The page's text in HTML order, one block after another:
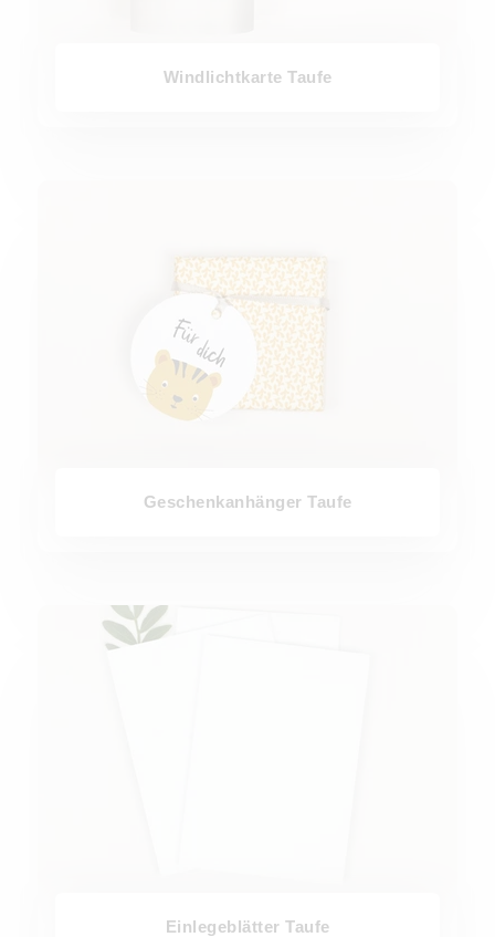
Windlichtkarte Taufe
Geschenkanhänger Taufe
Einlegeblätter Taufe
Einlegeblätter Taufe